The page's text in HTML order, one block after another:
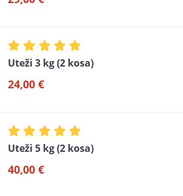
Uteži 3 kg (2 kosa)
24,00 €
Uteži 5 kg (2 kosa)
40,00 €